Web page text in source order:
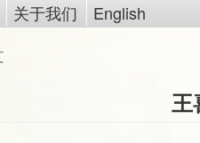
关于我们 English
王